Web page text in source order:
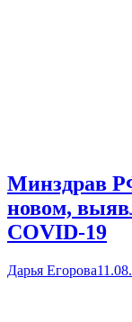
Минздрав
новом,
COVID-19
Дарья Егорова